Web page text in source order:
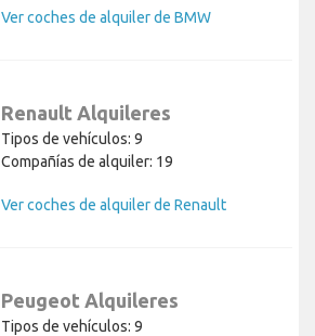
Ver coches de alquiler de BMW
Renault Alquileres
Tipos de vehículos: 9
Compañías de alquiler: 19
Ver coches de alquiler de Renault
Peugeot Alquileres
Tipos de vehículos: 9